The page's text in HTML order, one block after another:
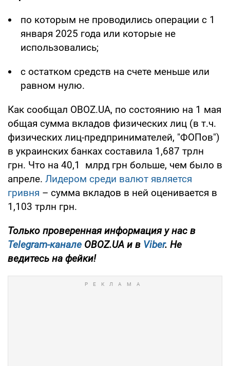
по которым не проводились операции с 1
января 2025 года или которые не
использовались;
с остатком средств на счете меньше или
равном нулю.
Как сообщал OBOZ.UA, по состоянию на 1 мая
общая сумма вкладов физических лиц (в т.ч.
физических лиц-предпринимателей, "ФОПов")
в украинских банках составила 1,687 трлн
грн. Что на 40,1 млрд грн больше, чем было в
апреле. Лидером среди валют является
гривня – сумма вкладов в ней оценивается в
1,103 трлн грн.
Только проверенная информация у нас в
Telegram-канале OBOZ.UA и в Viber. Не
ведитесь на фейки!